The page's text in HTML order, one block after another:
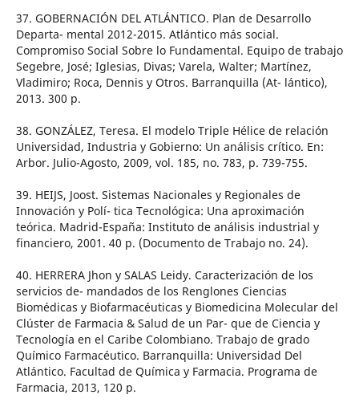
37. GOBERNACIÓN DEL ATLÁNTICO. Plan de Desarrollo
Departa- mental 2012-2015. Atlántico más social.
Compromiso Social Sobre lo Fundamental. Equipo de trabajo
Segebre, José; Iglesias, Divas; Varela, Walter; Martínez,
Vladimiro; Roca, Dennis y Otros. Barranquilla (At- lántico),
2013. 300 p.
38. GONZÁLEZ, Teresa. El modelo Triple Hélice de relación
Universidad, Industria y Gobierno: Un análisis crítico. En:
Arbor. Julio-Agosto, 2009, vol. 185, no. 783, p. 739-755.
39. HEIJS, Joost. Sistemas Nacionales y Regionales de
Innovación y Polí- tica Tecnológica: Una aproximación
teórica. Madrid-España: Instituto de análisis industrial y
financiero, 2001. 40 p. (Documento de Trabajo no. 24).
40. HERRERA Jhon y SALAS Leidy. Caracterización de los
servicios de- mandados de los Renglones Ciencias
Biomédicas y Biofarmacéuticas y Biomedicina Molecular del
Clúster de Farmacia & Salud de un Par- que de Ciencia y
Tecnología en el Caribe Colombiano. Trabajo de grado
Químico Farmacéutico. Barranquilla: Universidad Del
Atlántico. Facultad de Química y Farmacia. Programa de
Farmacia, 2013, 120 p.